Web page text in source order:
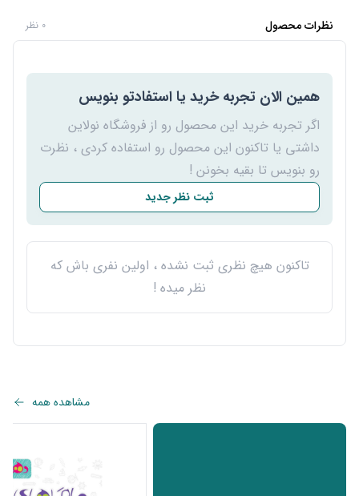
نظرات محصول 0 نظر
همین الان تجربه خرید یا استفادتو بنویس
اگر تجربه خرید این محصول رو از فروشگاه نولاین
داشتی یا تاکنون این محصول رو استفاده کردی ، نظرت
رو بنویس تا بقیه بخونن !
ثبت نظر جدید
تاکنون هیچ نظری ثبت نشده ، اولین نفری باش که
نظر میده !
مشاهده همه